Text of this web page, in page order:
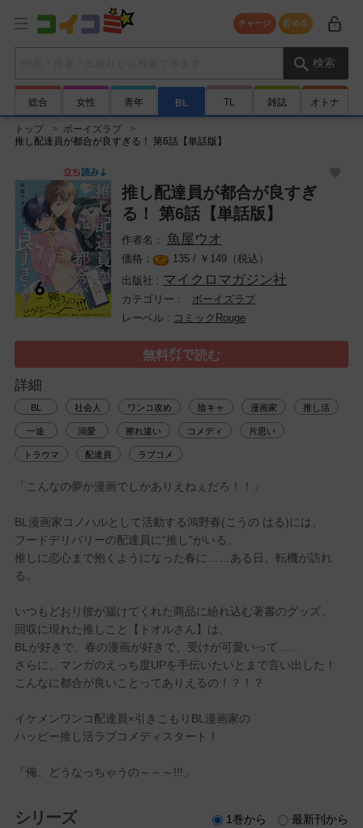
チャージ 貯める
検索
総合 女性 青年 BL TL 雑誌 オトナ
トップ
ボーイズラブ
推し配達員が都合が良すぎる！ 第6話【単話版】
推し配達員が都合が良すぎ
る！ 第6話【単話版】
魚屋ウオ
135 / ￥ 149（税込）
マイクロマガジン社
ボーイズラブ
コミックRouge
無料㌽で読む
詳細
BL 社会人 ワンコ攻め 陰キャ 漫画家 推し活
一途 溺愛 擦れ違い コメディ 片思い
トラウマ 配達員 ラブコメ
「こんなの夢か漫画でしかありえねぇだろ！！」
BL漫画家コノハルとして活動する鴻野春(こうの はる)には、
フードデリバリーの配達員に“推し”がいる。
推しに恋心まで抱くようになった春に……ある日、転機が訪れ
る。
いつもどおり彼が届けてくれた商品に紛れ込む著書のグッズ。
回収に現れた推しこと【トオルさん】は、
BLが好きで、春の漫画が好きで、受けが可愛いって……
さらに、マンガのえっち度UPを手伝いたいとまで言い出した！
こんなに都合が良いことってありえるの！？！？
イケメンワンコ配達員×引きこもりBL漫画家の
ハッピー推し活ラブコメディスタート！
「俺、どうなっちゃうの～～～!!!」
シリーズ 1巻から 最新刊から